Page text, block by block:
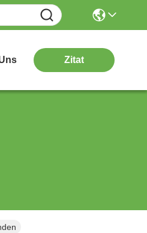
Zitat